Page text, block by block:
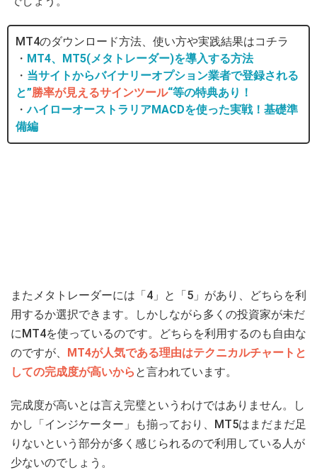
MT4のダウンロード方法、使い方や実践結果はコチラ
・ MT4、MT5(メタトレーダー)を導入する方法
・ 当サイトからバイナリーオプション業者で登録される
と”勝率が見えるサインツール“等の特典あり！
・ハイローオーストラリアMACDを使った実戦！基礎準
備編
またメタトレーダーには「4」と「5」があり、どちらを利
用するか選択できます。しかしながら多くの投資家が未だ
にMT4を使っているのです。どちらを利用するのも自由な
のですが、 MT4が人気である理由はテクニカルチャートと
しての完成度が高いから と言われています。
完成度が高いとは言え完璧というわけではありません。し
かし「インジケーター」も揃っており、MT5はまだまだ足
りないという部分が多く感じられるので利用している人が
少ないのでしょう。